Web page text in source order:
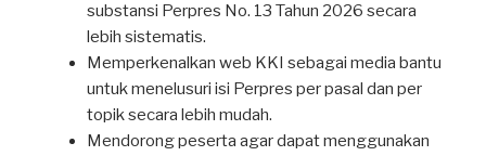
substansi Perpres No. 13 Tahun 2026 secara
lebih sistematis.
Memperkenalkan web KKI sebagai media bantu
untuk menelusuri isi Perpres per pasal dan per
topik secara lebih mudah.
Mendorong peserta agar dapat menggunakan